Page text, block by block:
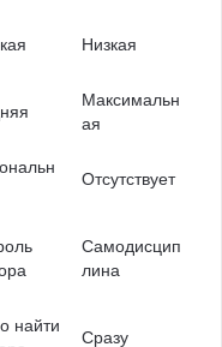
Низкая
Максимальн
ая
Отсутствует
Самодисцип
лина
найти
Сразу